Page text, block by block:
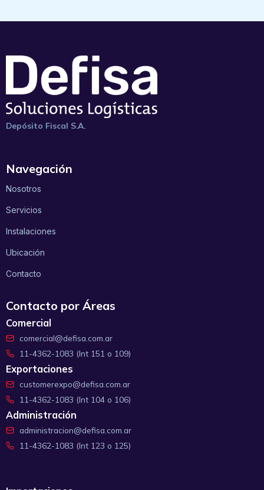
Depósito Fiscal S.A.
Navegación
Nosotros
Servicios
Instalaciones
Ubicación
Contacto
Contacto por Áreas
Comercial
comercial@defisa.com.ar
11-4362-1083 (Int 151 o 109)
Exportaciones
customerexpo@defisa.com.ar
11-4362-1083 (Int 104 o 106)
Administración
administracion@defisa.com.ar
11-4362-1083 (Int 123 o 125)